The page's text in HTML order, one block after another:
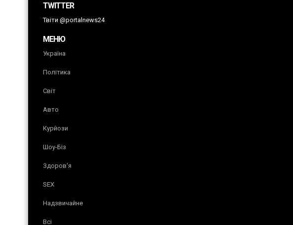
TWITTER
Твіти @portalnews24
МЕНЮ
Україна
Політика
Світ
Авто
Курйози
Шоу-Біз
Здоров'я
SEX
Надзвичайне
Всі